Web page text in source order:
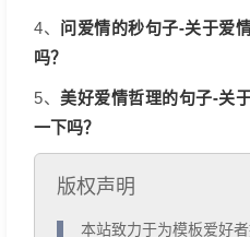
4、 问爱情的秒句子-关于爱
吗？
5、美好爱情哲理的句子-关
一下吗？
版权声明